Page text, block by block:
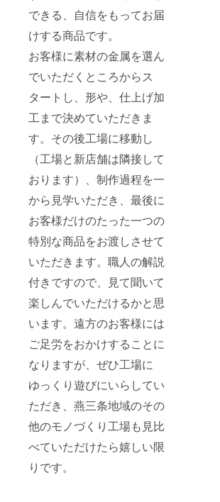
できる、自信をもってお届
けする商品です。
お客様に素材の金属を選ん
でいただくところからス
タートし、形や、仕上げ加
工まで決めていただきま
す。その後工場に移動し
（工場と新店舗は隣接して
おります）、制作過程を一
から見学いただき、最後に
お客様だけのたった一つの
特別な商品をお渡しさせて
いただきます。職人の解説
付きですので、見て聞いて
楽しんでいただけるかと思
います。遠方のお客様には
ご足労をおかけすることに
なりますが、ぜひ工場に
ゆっくり遊びにいらしてい
ただき、燕三条地域のその
他のモノづくり工場も見比
べていただけたら嬉しい限
りです。